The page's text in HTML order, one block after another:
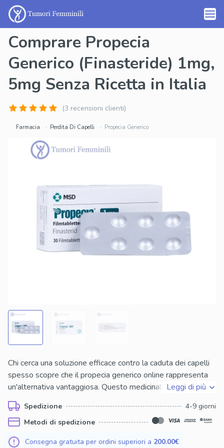
Comprare Propecia
Generico (Finasteride) 1mg,
5mg Senza Ricetta in Italia
(3 recensioni clienti)
Farmacia Perdita Di Capelli Propecia Generico
Chi cerca una soluzione efficace contro la caduta dei capelli
spesso scopre che il propecia generico online rappresenta
un'alternativa vantaggiosa. Questo medicinale, nella
formulazione da 1 mg, è disponibile per l’acquisto anche
senza ricetta, offrendo discrezione e comodità. Il generico
mantiene la stessa efficacia clinica del prodotto di marca,
garantendo risultati affidabili. La scelta di accedere a questa
Leggi di più
Spedizione
4-9 giorni
Metodi di spedizione
Consegna gratuita per ordini superiori a 200.00€